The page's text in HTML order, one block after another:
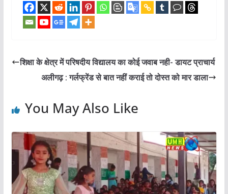
शिक्षा के क्षेत्र में परिषदीय विद्यालय का कोई जवाब नही- डायट प्राचार्य
अलीगढ़ : गर्लफ्रेंड से बात नहीं कराई तो दोस्त को मार डाला
You May Also Like